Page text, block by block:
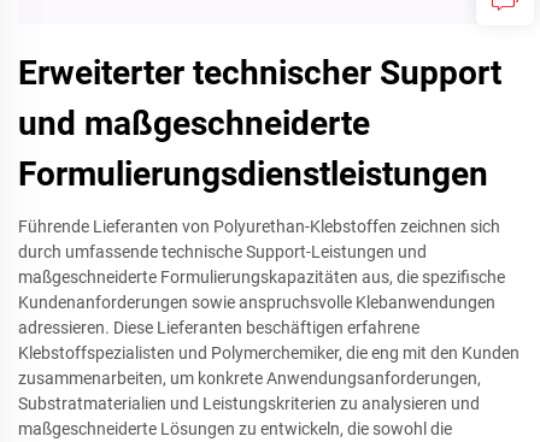
Erweiterter technischer Support
und maßgeschneiderte
Formulierungsdienstleistungen
Führende Lieferanten von Polyurethan-Klebstoffen zeichnen sich
durch umfassende technische Support-Leistungen und
maßgeschneiderte Formulierungskapazitäten aus, die spezifische
Kundenanforderungen sowie anspruchsvolle Klebanwendungen
adressieren. Diese Lieferanten beschäftigen erfahrene
Klebstoffspezialisten und Polymerchemiker, die eng mit den Kunden
zusammenarbeiten, um konkrete Anwendungsanforderungen,
Substratmaterialien und Leistungskriterien zu analysieren und
maßgeschneiderte Lösungen zu entwickeln, die sowohl die